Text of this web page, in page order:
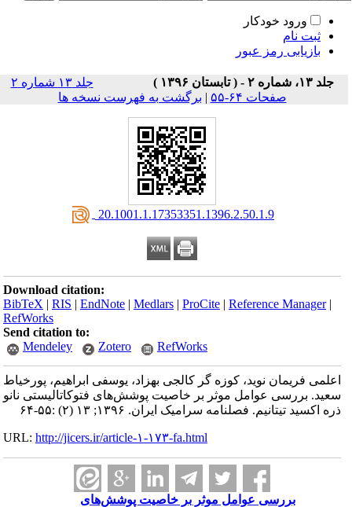
ورود خودکار
ثبت نام
بازیابی رمز عبور
جلد ۱۳، شماره ۲ - ( تابستان ۱۳۹۶ )
جلد ۱۳ شماره ۲
صفحات ۶۴-۵۵
| برگشت به فهرست نسخه ها
‎ 20.1001.1.17353351.1396.2.50.1.9
Download citation:
BibTeX |RIS |EndNote |Medlars |ProCite |Reference Manager
RefWorks
Send citation to:
Mendeley
Zotero RefWorks
اعلمی فریمان نوید، کوزه گر کالجی بهزاد، یوسفی ابراهیم، پورخیاط
سعید. بررسی عوامل موثر بر خاصیت پوشش‌های فتوکاتالیستی نانو
ذره اکسید تیتانیم. فصلنامه سرامیک ایران. ۱۳۹۶; ۱۳ (۲) :۵۵-۶۴
URL:http://jicers.ir/article-۱-۱۷۳-fa.html
بررسی عوامل موثر بر خاصیت پوشش‌های